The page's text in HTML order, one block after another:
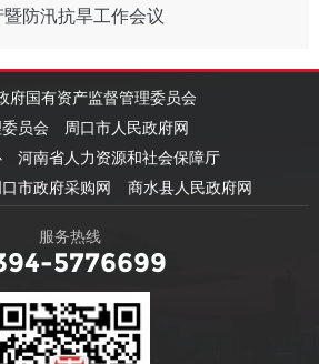
防汛抗旱工作会议
府国有资产监督管理委员会
员会
周口市人民政府网
河南省人力资源和社会保障厅
口市政府采购网 商水县人民政府网
服务热线
5776699